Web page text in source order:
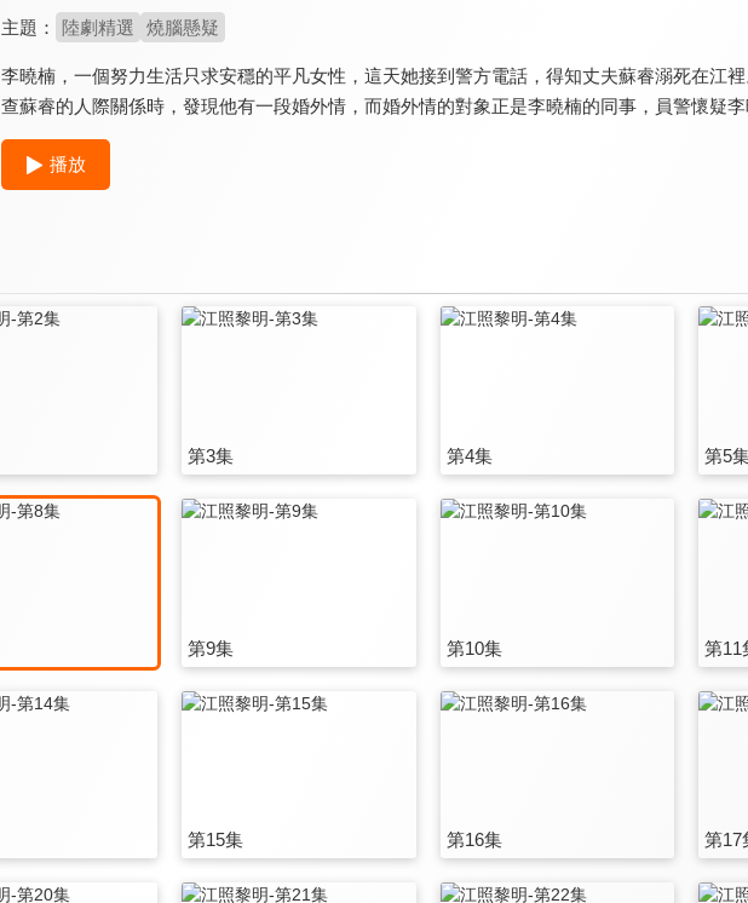
主題： 陸劇精選 燒腦懸疑
李曉楠，一個努力生活只求安穩的平凡女性，這天她接到警方電話，得知丈夫蘇睿溺死在江
查蘇睿的人際關係時，發現他有一段婚外情，而婚外情的對象正是李曉楠的同事，員警懷疑
播放
第3集 第4集 第5
第9集 第10集 第11
第15集 第16集 第17